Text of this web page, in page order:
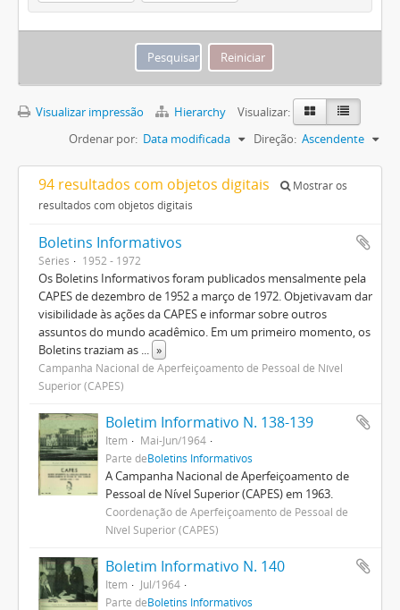
Visualizar impressão Hierarchy
Visualizar:
Ordenar por: Data modificada Direção: Ascendente
94 resultados com objetos digitais
Mostrar os
resultados com objetos digitais
Boletins Informativos
Séries 1952 - 1972
Os Boletins Informativos foram publicados mensalmente pela
CAPES de dezembro de 1952 a março de 1972. Objetivavam dar
visibilidade às ações da CAPES e informar sobre outros
assuntos do mundo acadêmico. Em um primeiro momento, os
Boletins traziam as ... »
Campanha Nacional de Aperfeiçoamento de Pessoal de Nível
Superior (CAPES)
Boletim Informativo N. 138-139
Item
Mai-Jun/1964
Parte deBoletins Informativos
A Campanha Nacional de Aperfeiçoamento de
Pessoal de Nível Superior (CAPES) em 1963.
Coordenação de Aperfeiçoamento de Pessoal de
Nível Superior (CAPES)
Boletim Informativo N. 140
Item
Jul/1964
Parte deBoletins Informativos